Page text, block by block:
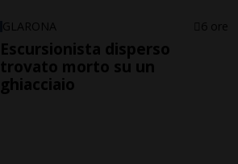
GLARONA 6 ore
Escursionista disperso
trovato morto su un
ghiacciaio